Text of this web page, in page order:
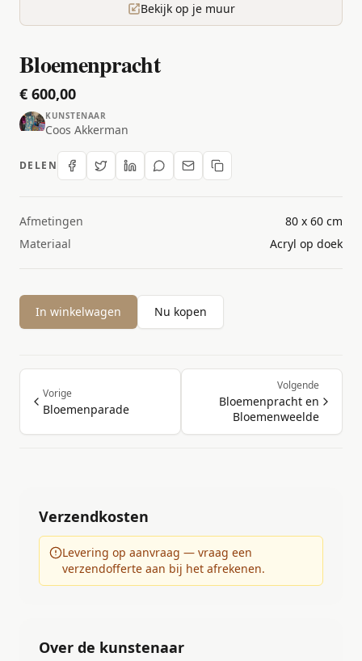
Bekijk op je muur
Bloemenpracht
€ 600,00
KUNSTENAAR
Coos Akkerman
DELEN
Afmetingen
80 x 60 cm
Materiaal
Acryl op doek
In winkelwagen Nu kopen
Vorige
Bloemenparade
Volgende
Bloemenpracht en
Bloemenweelde
Verzendkosten
Levering op aanvraag — vraag een
verzendofferte aan bij het afrekenen.
Over de kunstenaar